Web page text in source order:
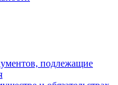
подлежащие